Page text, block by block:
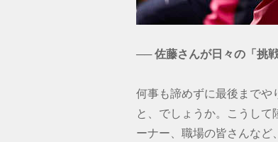
── 佐藤さんが日々の「挑
何事も諦めずに最後までや
と、でしょうか。こうし
ーナー、職場の皆さんな